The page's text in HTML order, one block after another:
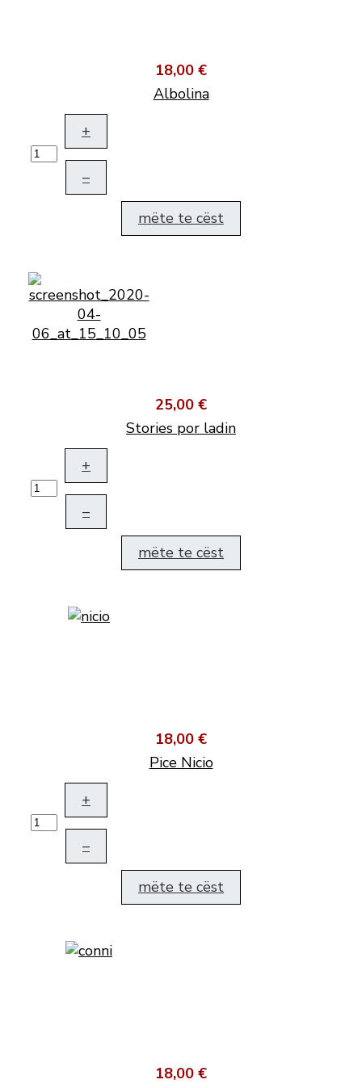
18,00 €
Albolina
+
–
mëte te cëst
25,00 €
Stories por ladin
+
–
mëte te cëst
18,00 €
Pice Nicio
+
–
mëte te cëst
18,00 €